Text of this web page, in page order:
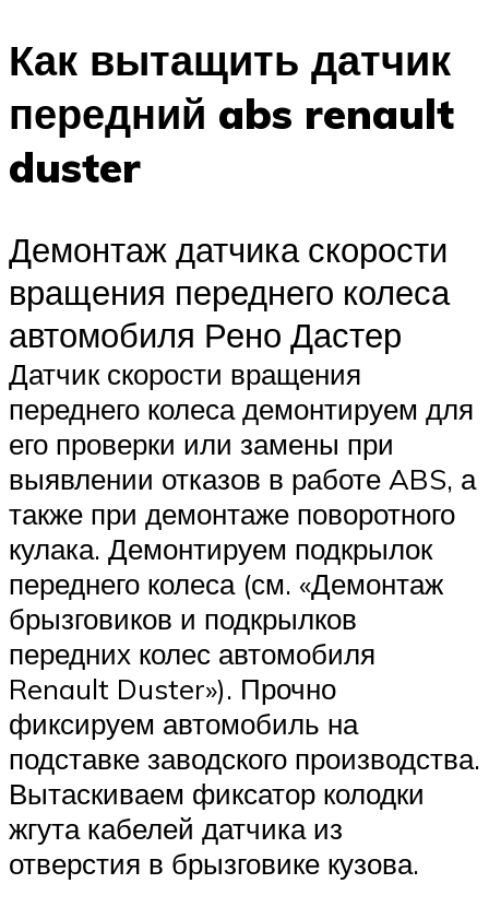
Как вытащить датчик
передний abs renault
duster
Демонтаж датчика скорости
вращения переднего колеса
автомобиля Рено Дастер
Датчик скорости вращения
переднего колеса демонтируем для
его проверки или замены при
выявлении отказов в работе ABS, а
также при демонтаже поворотного
кулака. Демонтируем подкрылок
переднего колеса (см. «Демонтаж
брызговиков и подкрылков
передних колес автомобиля
Renault Duster»). Прочно
фиксируем автомобиль на
подставке заводского производства.
Вытаскиваем фиксатор колодки
жгута кабелей датчика из
отверстия в брызговике кузова.